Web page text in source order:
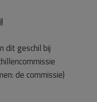
dit geschil bij
de commissie)